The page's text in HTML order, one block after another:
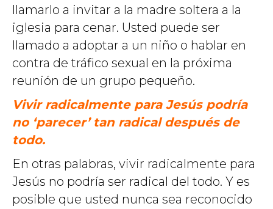
llamarlo a invitar a la madre soltera a la
iglesia para cenar. Usted puede ser
llamado a adoptar a un niño o hablar en
contra de tráfico sexual en la próxima
reunión de un grupo pequeño.
Vivir radicalmente para Jesús podría
no ‘parecer’ tan radical después de
todo.
En otras palabras, vivir radicalmente para
Jesús no podría ser radical del todo. Y es
posible que usted nunca sea reconocido